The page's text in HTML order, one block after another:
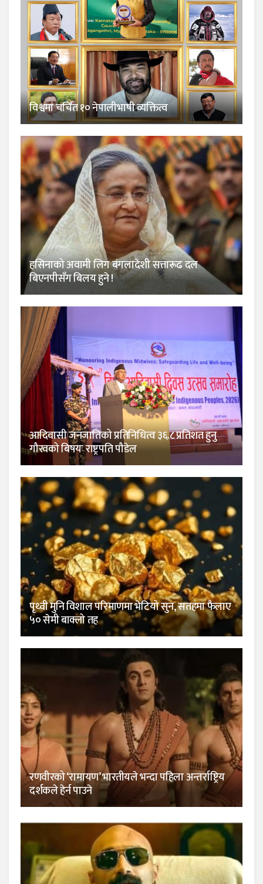
विश्वमा चर्चित १० नेपालीभाषी व्यक्तित्व
हसिनाको अवामी लिग बंगलादेशी सत्तारूढ दल
बिएनपीसँग बिलय हुने !
आदिवासी जनजातिको प्रतिनिधित्व ३६.८ प्रतिशत हुनु
गौरवको बिषयः राष्ट्रपति पौडेल
पृथ्वी मुनि विशाल परिमाणमा भेटियो सुन, सतहमा फैलाए
५० सेमी बाक्लो तह
रणवीरको ‘रामायण’ भारतीयले भन्दा पहिला अन्तर्राष्ट्रिय
दर्शकले हेर्न पाउने